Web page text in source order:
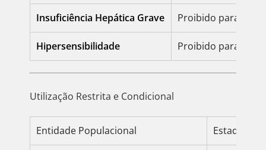
Insuficiência Hepática Grave Proibido para
Hipersensibilidade Proibido para
Utilização Restrita e Condicional
Entidade Populacional Estado de